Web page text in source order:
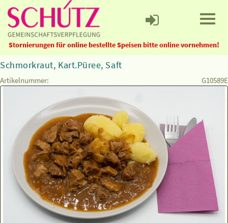
Stornierungen für online bestellte Speisen bitte online vornehmen!
Schmorkraut, Kart.Püree, Saft
Artikelnummer: G10589E